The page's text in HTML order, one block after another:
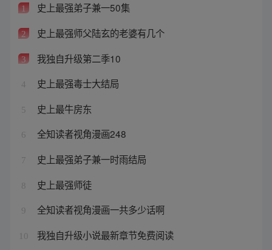
1 史上最强弟子兼一50集
2 史上最强师父陆玄的老婆有几个
3 我独自升级第二季10
4 史上最强毒士大结局
5 史上最牛房东
6 全知读者视角漫画248
7 史上最强弟子兼一时雨结局
8 史上最强师徒
9 全知读者视角漫画一共多少话啊
10 我独自升级小说最新章节免费阅读